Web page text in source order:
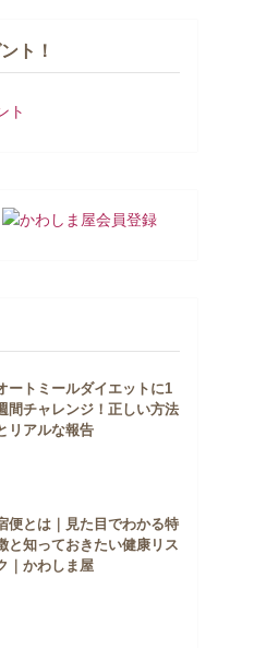
ト！
ートミールダイエットに1
間チャレンジ！正しい方法
リアルな報告
便とは｜見た目でわかる特
と知っておきたい健康リス
｜かわしま屋